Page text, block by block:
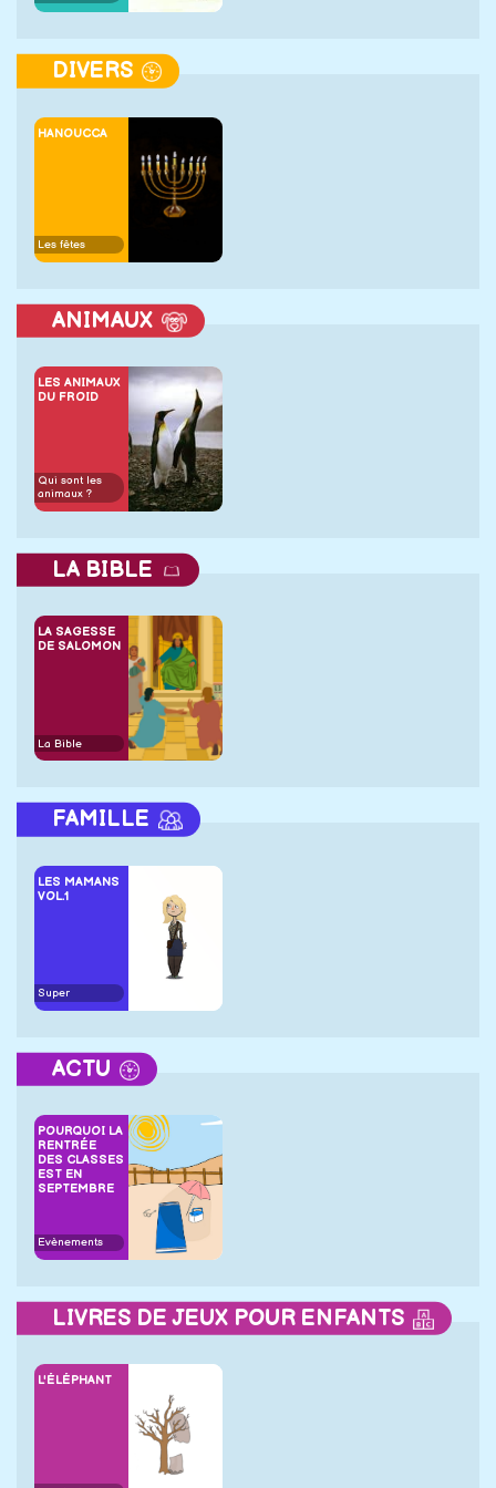
DIVERS
HANOUCCA
Les fêtes
ANIMAUX
LES ANIMAUX
DU FROID
Qui sont les
animaux ?
LA BIBLE
LA SAGESSE
DE SALOMON
La Bible
FAMILLE
LES MAMANS
VOL.1
Super
ACTU
POURQUOI LA
RENTRÉE
DES CLASSES
EST EN
SEPTEMBRE
Evènements
LIVRES DE JEUX POUR ENFANTS
L'ÉLÉPHANT